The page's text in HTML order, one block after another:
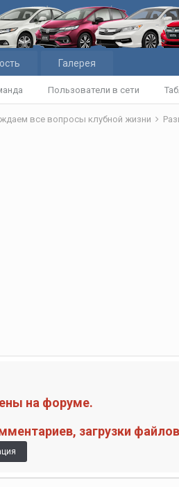
Пользователи в сети
Галерея
все вопросы клубной жизни
на форуме.
загрузки